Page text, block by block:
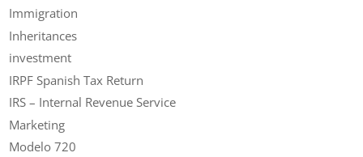
Immigration
Inheritances
investment
IRPF Spanish Tax Return
IRS – Internal Revenue Service
Marketing
Modelo 720